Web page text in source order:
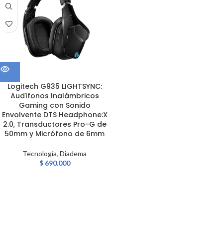
Logitech G935 LIGHTSYNC:
Audífonos Inalámbricos
Gaming con Sonido
Envolvente DTS Headphone:X
2.0, Transductores Pro-G de
50mm y Micrófono de 6mm
Tecnología, Diadema
$690.000